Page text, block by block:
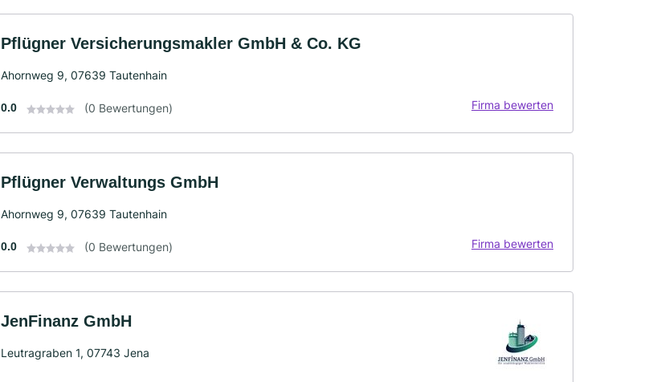
Pflügner Versicherungsmakler GmbH & Co. KG
Ahornweg 9, 07639 Tautenhain
0.0 (0 Bewertungen) Firma bewerten
Pflügner Verwaltungs GmbH
Ahornweg 9, 07639 Tautenhain
0.0 (0 Bewertungen) Firma bewerten
JenFinanz GmbH
Leutragraben 1, 07743 Jena